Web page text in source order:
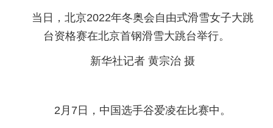
当日，北京2022年冬奥会自由式滑雪女子大跳
台资格赛在北京首钢滑雪大跳台举行。
新华社记者 黄宗治 摄
2月7日，中国选手谷爱凌在比赛中。